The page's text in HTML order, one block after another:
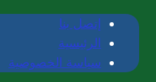
إتصل بنا
الرئيسية
سياسة الخصوصية